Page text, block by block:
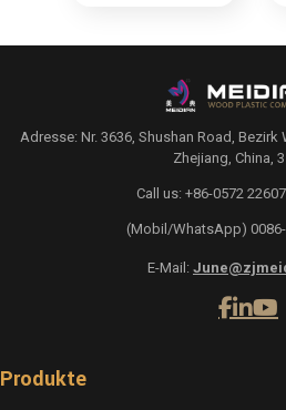
Adresse: Nr. 3636, Shushan Road,
Zhejiang, China,
Call us: +86-0572
(Mobil/WhatsApp)
E-Mail:
Produkte